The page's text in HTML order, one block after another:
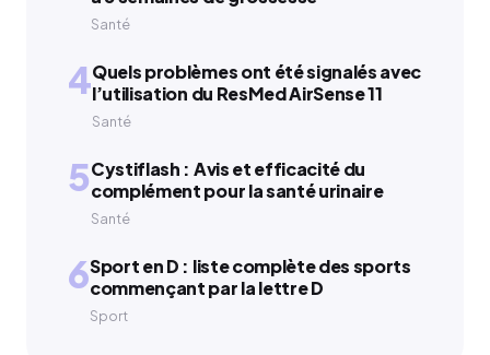
Santé
4Quels problèmes ont été signalés avec
l’utilisation du ResMed AirSense 11
Santé
5Cystiflash : Avis et efficacité du
complément pour la santé urinaire
Santé
6Sport en D : liste complète des sports
commençant par la lettre D
Sport